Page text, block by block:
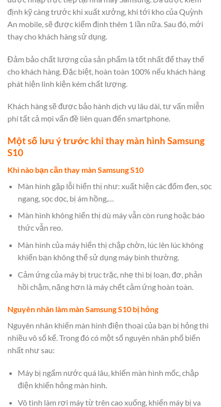
định kỹ càng trước khi xuất xưởng, khi tới kho của Quỳnh
An mobile, sẽ được kiểm định thêm 1 lần nữa. Sau đó, mới
thay cho khách hàng sử dụng.
Đảm bảo chất lượng của sản phẩm là tốt nhất để thay thế
cho khách hàng. Đặc biệt, hoàn toàn 100% nếu khách hàng
phát hiện linh kiện kém chất lượng.
Khách hàng sẽ được bảo hành dịch vụ lâu dài, tư vấn miễn
phí tất cả mọi vấn đề liên quan đến smartphone.
Một số lưu ý trước khi thay màn hình Samsung
S10
Khi nào bạn cần thay màn Samsung S10
Màn hình gặp lỗi hiển thị như: xuất hiện các đốm đen, sọc
ngang, sọc dọc, bị ám hồng,…
Màn hình không hiển thị dù máy vẫn còn rung hoặc báo
thức vẫn reo.
Màn hình của máy hiển thị chập chờn, lúc lên lúc không
khiến bạn không thể sử dụng máy bình thường.
Cảm ứng của máy bị trục trặc, nhẹ thì bị loạn, đơ, phản
hồi chậm, nặng hơn là máy chết cảm ứng hoàn toàn.
Nguyên nhân làm màn Samsung S10 bị hỏng
Nguyên nhân khiến màn hình điện thoại của bạn bị hỏng thì
nhiều vô số kể. Trong đó có một số nguyên nhân phổ biến
nhất như sau:
Máy bị ngấm nước quá lâu, khiến màn hình mốc, chập
điện khiến hỏng màn hình.
Vô tình làm rơi máy từ trên cao xuống, khiến máy bị va